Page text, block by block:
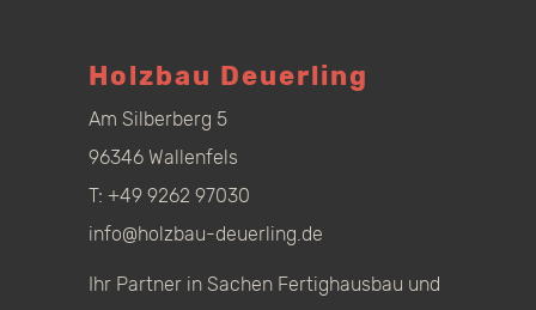
Holzbau Deuerling
Am Silberberg 5
96346 Wallenfels
T: +49 9262 97030
info@holzbau-deuerling.de
Ihr Partner in Sachen Fertighausbau und